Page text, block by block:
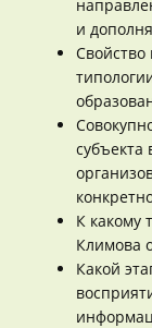
и
субъекта
К какому
Климова
Какой